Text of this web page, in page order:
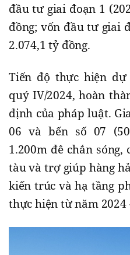
đầu tư giai đoạn 1
đồng; vốn đầu tư giai
2.074,1 tỷ đồng.
Tiến độ thực hiện
quý IV/2024, hoàn
định của pháp luật.
06 và bến số 07
1.200m đê chắn
tàu và trợ giúp hàng
kiến trúc và hạ tầng
thực hiện từ năm 2024